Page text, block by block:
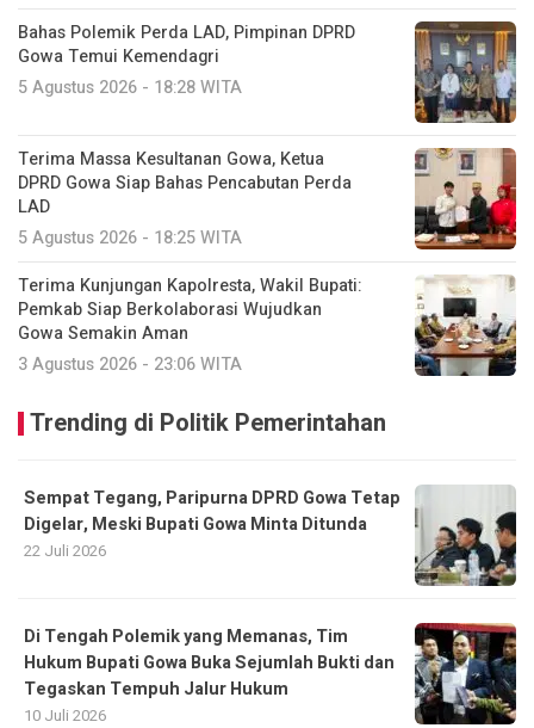
Bahas Polemik Perda LAD, Pimpinan DPRD
Gowa Temui Kemendagri
5 Agustus 2026 - 18:28 WITA
Terima Massa Kesultanan Gowa, Ketua
DPRD Gowa Siap Bahas Pencabutan Perda
LAD
5 Agustus 2026 - 18:25 WITA
Terima Kunjungan Kapolresta, Wakil Bupati:
Pemkab Siap Berkolaborasi Wujudkan
Gowa Semakin Aman
3 Agustus 2026 - 23:06 WITA
Trending di Politik Pemerintahan
Sempat Tegang, Paripurna DPRD Gowa Tetap
Digelar, Meski Bupati Gowa Minta Ditunda
22 Juli 2026
Di Tengah Polemik yang Memanas, Tim
Hukum Bupati Gowa Buka Sejumlah Bukti dan
Tegaskan Tempuh Jalur Hukum
10 Juli 2026